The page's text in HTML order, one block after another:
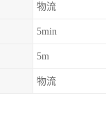
物流
5min
5m
物流